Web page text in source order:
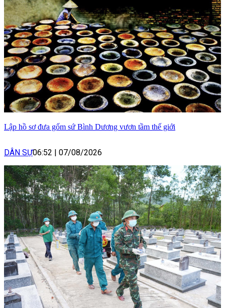
Lập hồ sơ đưa gốm sứ Bình Dương vươn tầm thế giới
DÂN SỰ06:52 | 07/08/2026